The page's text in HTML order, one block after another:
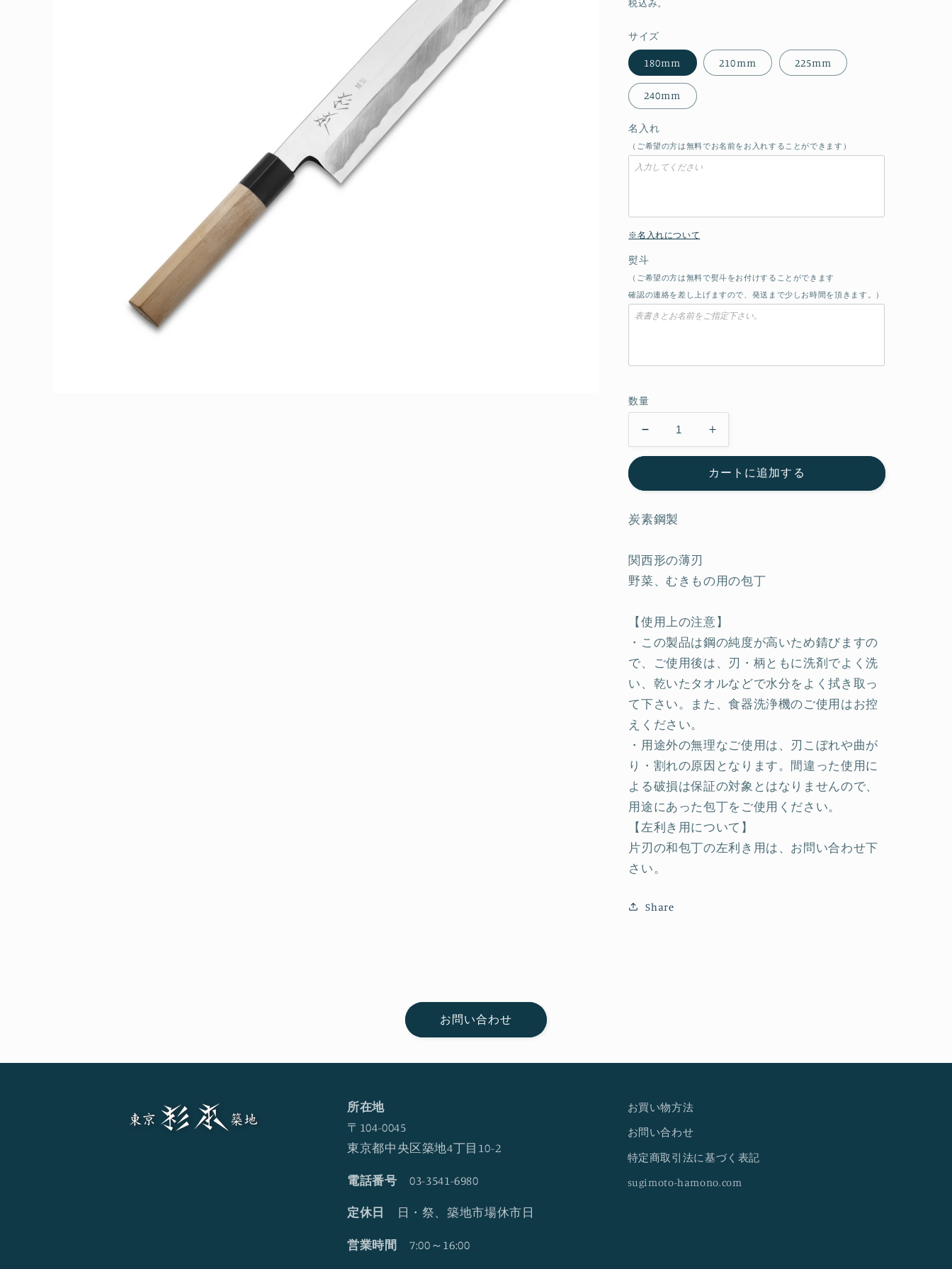
価
格
税込み。
サイズ
180mm 210mm 225mm
240mm
名入れ
（ご希望の方は無料でお名前をお入れすることができます）
※名入れについて
熨斗
（ご希望の方は無料で熨斗をお付けすることができます
確認の連絡を差し上げますので、発送まで少しお時間を頂きます。）
数量
形
刃
(本
霞
上
級
の
数
量
を
ら
す
鎌
形
薄
刃
級
の
数
量
を
や
カートに追加する
炭素鋼製
関西形の薄刃
野菜、むきもの用の包丁
【使用上の注意】
・この製品は鋼の純度が高いため錆びますの
で、ご使用後は、刃・柄ともに洗剤でよく洗
い、乾いたタオルなどで水分をよく拭き取っ
て下さい。また、食器洗浄機のご使用はお控
えください。
・用途外の無理なご使用は、刃こぼれや曲が
り・割れの原因となります。間違った使用に
よる破損は保証の対象とはなりませんので、
用途にあった包丁をご使用ください。
【左利き用について】
片刃の和包丁の左利き用は、お問い合わせ下
さい。
Share
お問い合わせ
所在地
〒104-0045
東京都中央区築地4丁目10-2
電話番号 03-3541-6980
定休日 日・祭、築地市場休市日
営業時間 7:00～16:00
お買い物方法
お問い合わせ
特定商取引法に基づく表記
sugimoto-hamono.com